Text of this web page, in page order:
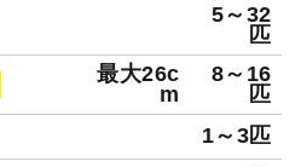
5～32
匹
最大26c
m
8～16
匹
1～3匹